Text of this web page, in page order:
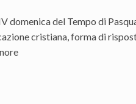
domenica del Tempo di
cristiana, forma di